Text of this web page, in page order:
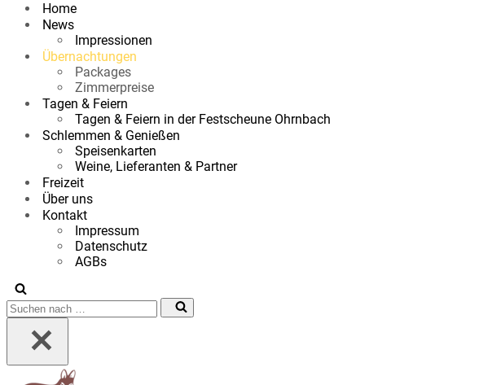
Home
News
Impressionen
Übernachtungen
Packages
Zimmerpreise
Tagen & Feiern
Tagen & Feiern in der Festscheune Ohrnbach
Schlemmen & Genießen
Speisenkarten
Weine, Lieferanten & Partner
Freizeit
Über uns
Kontakt
Impressum
Datenschutz
AGBs
Suchen
nach …